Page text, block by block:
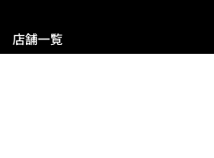
店舗一覧